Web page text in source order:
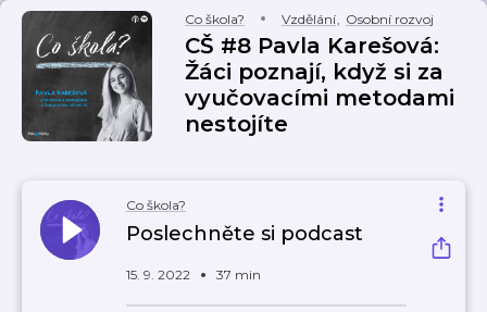
Co škola? Vzdělání, Osobní rozvoj
CŠ #8 Pavla Karešová:
Žáci poznají, když si za
vyučovacími metodami
nestojíte
Co škola?
Poslechněte si podcast
15. 9. 2022 37 min